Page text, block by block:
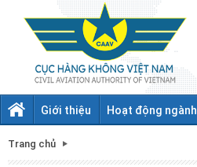
Giới thiệu Hoạt động ngành
Trang chủ